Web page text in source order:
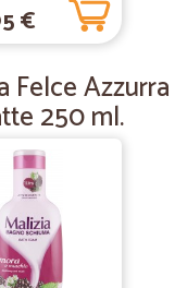
€
Felce Azzurra
250 ml.